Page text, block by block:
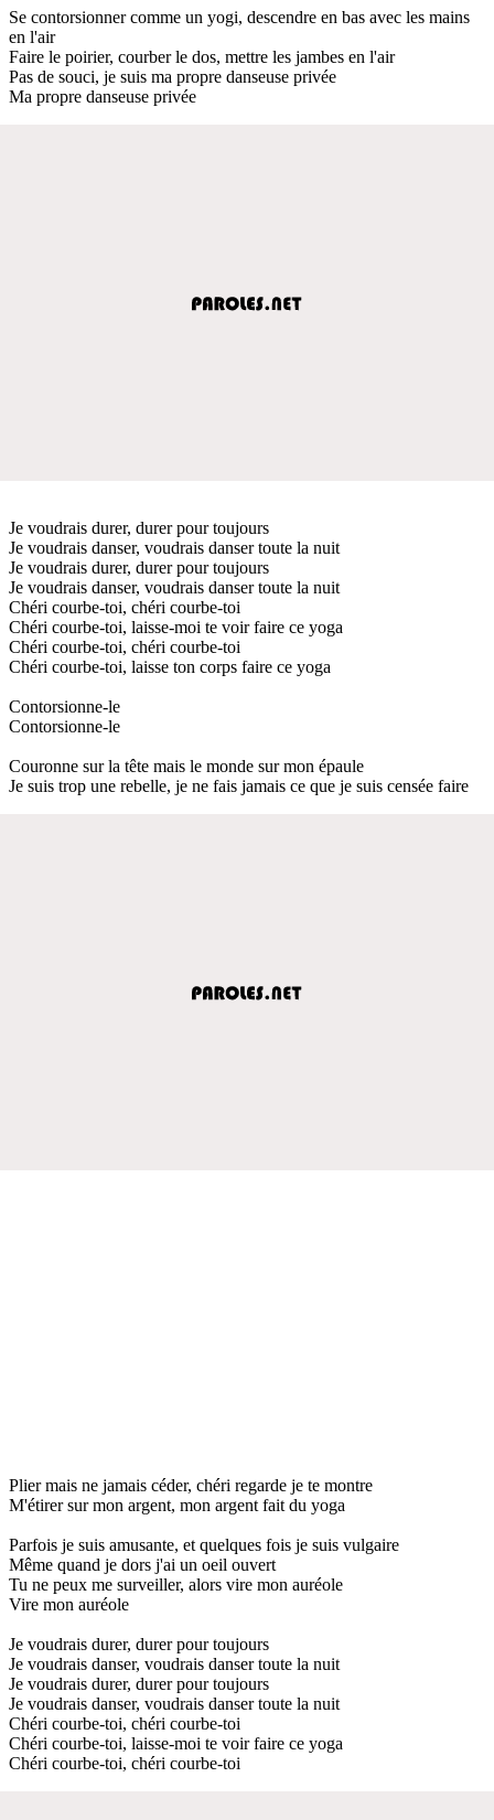
Se contorsionner comme un yogi, descendre en bas avec les mains
en l'air
Faire le poirier, courber le dos, mettre les jambes en l'air
Pas de souci, je suis ma propre danseuse privée
Ma propre danseuse privée
Je voudrais durer, durer pour toujours
Je voudrais danser, voudrais danser toute la nuit
Je voudrais durer, durer pour toujours
Je voudrais danser, voudrais danser toute la nuit
Chéri courbe-toi, chéri courbe-toi
Chéri courbe-toi, laisse-moi te voir faire ce yoga
Chéri courbe-toi, chéri courbe-toi
Chéri courbe-toi, laisse ton corps faire ce yoga
Contorsionne-le
Contorsionne-le
Couronne sur la tête mais le monde sur mon épaule
Je suis trop une rebelle, je ne fais jamais ce que je suis censée faire
Plier mais ne jamais céder, chéri regarde je te montre
M'étirer sur mon argent, mon argent fait du yoga
Parfois je suis amusante, et quelques fois je suis vulgaire
Même quand je dors j'ai un oeil ouvert
Tu ne peux me surveiller, alors vire mon auréole
Vire mon auréole
Je voudrais durer, durer pour toujours
Je voudrais danser, voudrais danser toute la nuit
Je voudrais durer, durer pour toujours
Je voudrais danser, voudrais danser toute la nuit
Chéri courbe-toi, chéri courbe-toi
Chéri courbe-toi, laisse-moi te voir faire ce yoga
Chéri courbe-toi, chéri courbe-toi